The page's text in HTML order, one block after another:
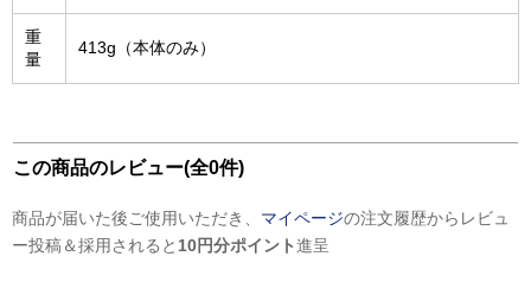
重
量
413g（本体のみ）
この商品のレビュー(全0件)
商品が届いた後ご使用いただき、 マイページの注文履歴からレビュ
ー投稿＆採用されると 10円分ポイント進呈